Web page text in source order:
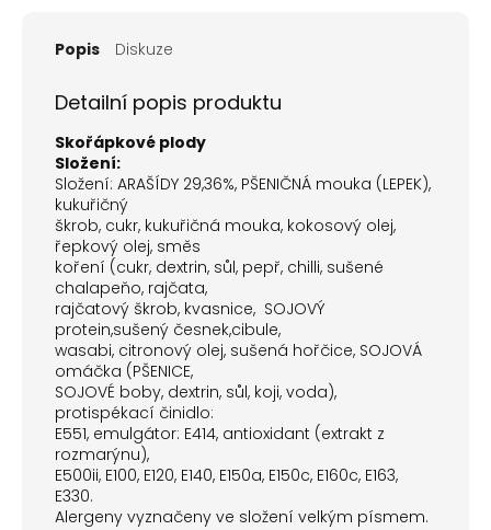
Popis Diskuze
Detailní popis produktu
Skořápkové plody
Složení:
Složení: ARAŠÍDY 29,36%, PŠENIČNÁ mouka (LEPEK),
kukuřičný
škrob, cukr, kukuřičná mouka, kokosový olej,
řepkový olej, směs
koření (cukr, dextrin, sůl, pepř, chilli, sušené
chalapeňo, rajčata,
rajčatový škrob, kvasnice, SOJOVÝ
protein,sušený česnek,cibule,
wasabi, citronový olej, sušená hořčice, SOJOVÁ
omáčka (PŠENICE,
SOJOVÉ boby, dextrin, sůl, koji, voda),
protispékací činidlo:
E551, emulgátor: E414, antioxidant (extrakt z
rozmarýnu),
E500ii, E100, E120, E140, E150a, E150c, E160c, E163,
E330.
Alergeny vyznačeny ve složení velkým písmem.